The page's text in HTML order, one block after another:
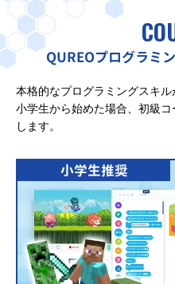
QUREOプログラミ
本格的なプログラミングスキル
小学生から始めた場合、初級
します。
小学生推奨